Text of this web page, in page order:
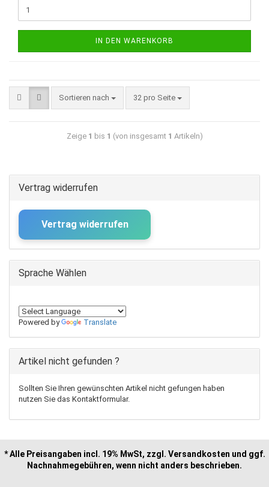
IN DEN WARENKORB
Sortieren nach 32 pro Seite
Zeige 1 bis 1 (von insgesamt 1 Artikeln)
Vertrag widerrufen
Vertrag widerrufen
Sprache Wählen
Powered by Translate
Artikel nicht gefunden ?
Sollten Sie Ihren gewünschten Artikel nicht gefungen haben
nutzen Sie das Kontaktformular.
* Alle Preisangaben incl. 19% MwSt, zzgl. Versandkosten und ggf.
Nachnahmegebühren, wenn nicht anders beschrieben.